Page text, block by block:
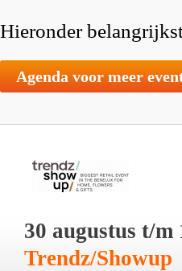
Hieronder
Agenda voor meer
30 augustus t/m
Trendz/Showup